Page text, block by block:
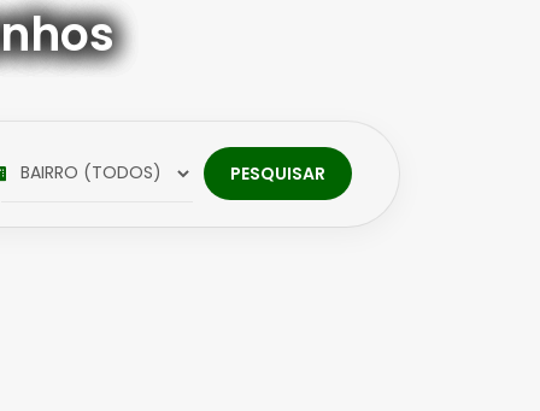
PESQUISAR